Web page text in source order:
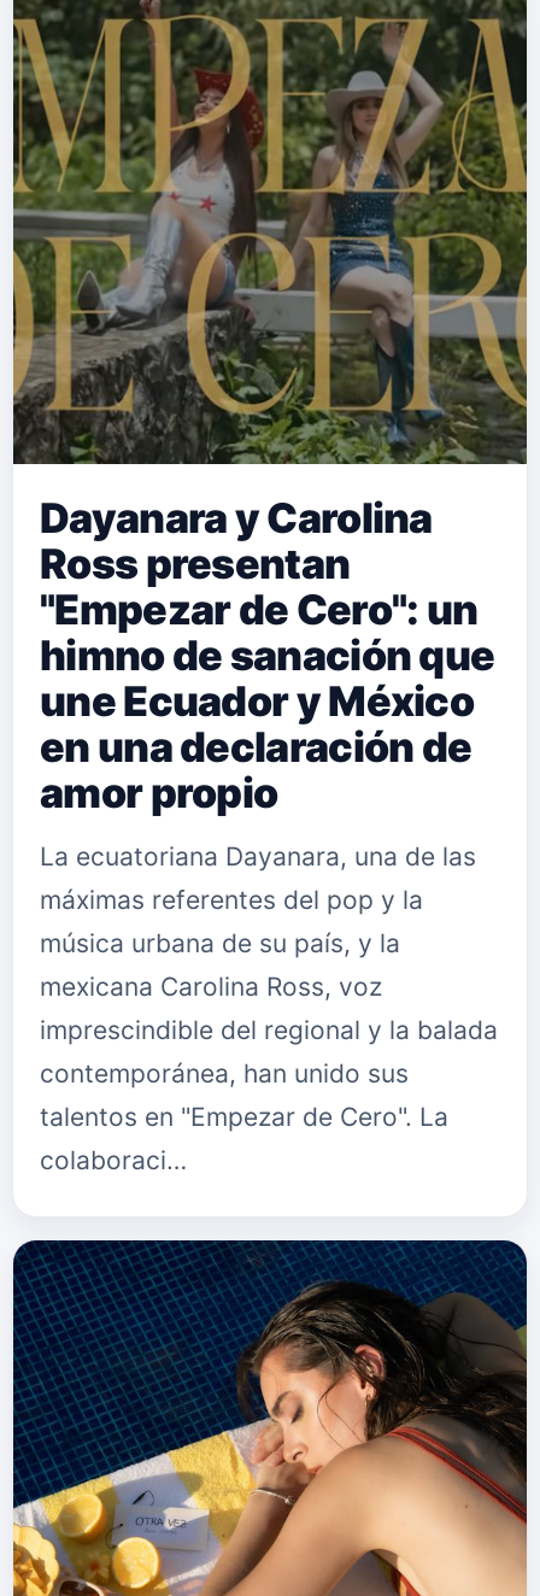
Dayanara y Carolina
Ross presentan
"Empezar de Cero": un
himno de sanación que
une Ecuador y México
en una declaración de
amor propio
La ecuatoriana Dayanara, una de las
máximas referentes del pop y la
música urbana de su país, y la
mexicana Carolina Ross, voz
imprescindible del regional y la balada
contemporánea, han unido sus
talentos en "Empezar de Cero". La
colaboraci…